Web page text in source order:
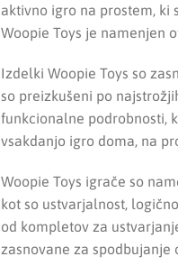
aktivno igro na prostem, ki
Woopie Toys je namenjen
Izdelki Woopie Toys so
so preizkušeni po
funkcionalne podrobnosti,
vsakdanjo igro doma, na
Woopie Toys igrače so
kot so ustvarjalnost,
od kompletov za
zasnovane za spodbujanje